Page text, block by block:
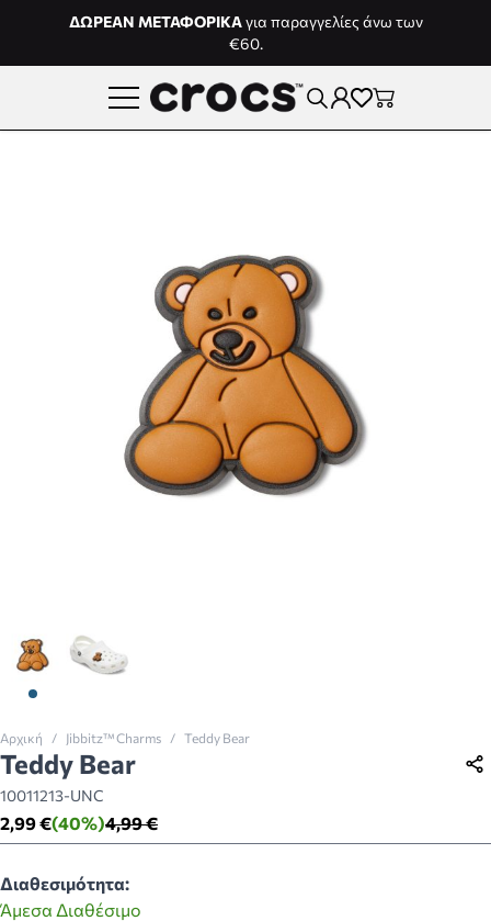
Μετάβαση στο περιεχόμενο
ΔΩΡΕΑΝ ΜΕΤΑΦΟΡΙΚΑγια παραγγελίες άνω των
€60.
View larger image
Αρχική / Jibbitz™ Charms / Teddy Bear
Teddy Bear
10011213-UNC
4,99 €
(40%)
2,99 €
Διαθεσιμότητα:
Άμεσα Διαθέσιμο